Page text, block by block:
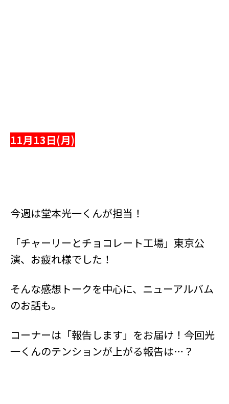
11月13日(月)
今週は堂本光一くんが担当！
「チャーリーとチョコレート工場」東京公
演、お疲れ様でした！
そんな感想トークを中心に、ニューアルバム
のお話も。
コーナーは「報告します」をお届け！今回光
一くんのテンションが上がる報告は…？